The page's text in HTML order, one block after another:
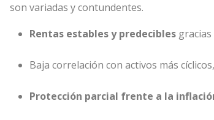
son variadas y contundentes.
Rentas estables y predecibles
Baja correlación con activos más
Protección parcial frente a la